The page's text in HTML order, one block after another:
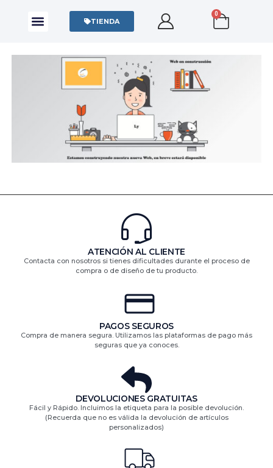
TIENDA
0
ATENCIÓN AL CLIENTE
Contacta con nosotros si tienes dificultades durante el proceso de
compra o de diseño de tu producto.
PAGOS SEGUROS
Compra de manera segura. Utilizamos las plataformas de pago más
seguras que ya conoces.
DEVOLUCIONES GRATUITAS​
Fácil y Rápido. Incluimos la etiqueta para la posible devolución.
(Recuerda que no es válida la devolución de artículos
personalizados)​